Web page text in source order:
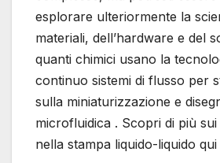
esplorare ulteriormente la
materiali, dell’hardware e del
quanti chimici usano la
continuo sistemi di flusso per
sulla miniaturizzazione e
microfluidica . Scopri di più
nella stampa liquido-liquido qui